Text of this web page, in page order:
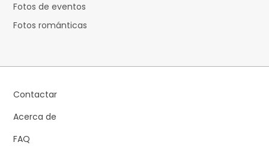
Fotos de eventos
Fotos románticas
Contactar
Acerca de
FAQ